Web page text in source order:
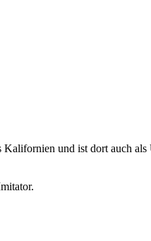
und ist dort auch als